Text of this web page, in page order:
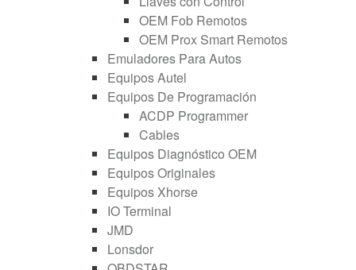
OEM Fob Remotos
OEM Prox Smart Remotos
Emuladores Para Autos
Equipos Autel
Equipos De Programación
ACDP Programmer
Cables
Equipos Diagnóstico OEM
Equipos Originales
Equipos Xhorse
IO Terminal
JMD
Lonsdor